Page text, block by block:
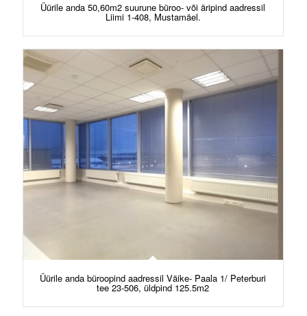
Üürile anda 50,60m2 suurune büroo- või äripind aadressil
Liimi 1-408, Mustamäel.
Üürile anda büroopind aadressil Väike- Paala 1/ Peterburi
tee 23-506, üldpind 125.5m2